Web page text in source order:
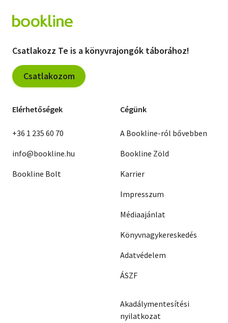
Csatlakozz Te is a könyvrajongók táborához!
Csatlakozom
Elérhetőségek
+36 1 235 60 70
info@bookline.hu
Bookline Bolt
Cégünk
A Bookline-ról bővebben
Bookline Zöld
Karrier
Impresszum
Médiaajánlat
Könyvnagykereskedés
Adatvédelem
ÁSZF
Akadálymentesítési
nyilatkozat